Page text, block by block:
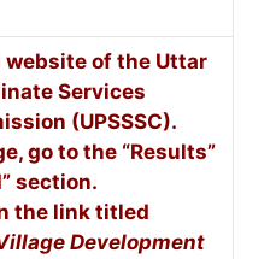
of the Uttar
Services
(UPSSSC).
go to the “Results”
section.
the link titled
Development